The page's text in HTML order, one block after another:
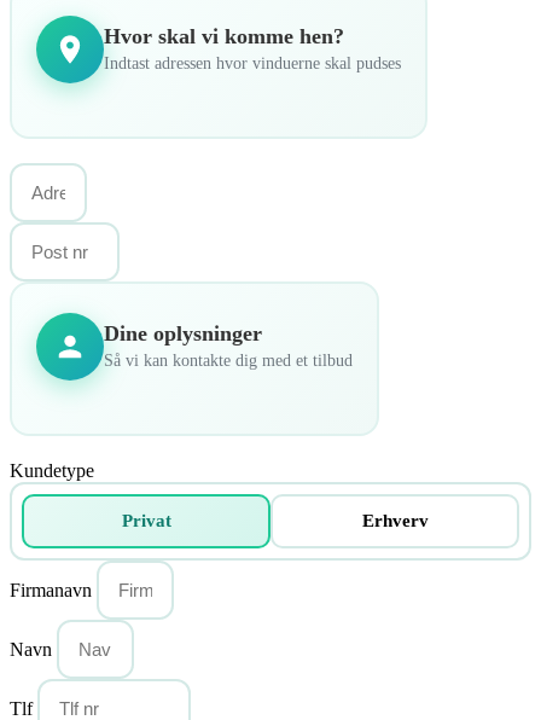
Hvor skal vi komme hen?
Indtast adressen hvor vinduerne skal pudses
Dine oplysninger
Så vi kan kontakte dig med et tilbud
Kundetype
Privat Erhverv
Firmanavn
Navn
Tlf